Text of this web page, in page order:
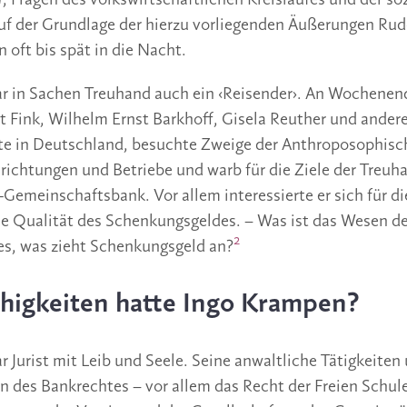
der Grundlage der hierzu vorliegenden Äußerungen
oft bis spät in die Nacht.
in Sachen Treuhand auch ein ‹Reisender›. An
Fink, Wilhelm Ernst Barkhoff, Gisela Reuther und
in Deutschland, besuchte Zweige der
und Betriebe und warb für die Ziele der
Gemeinschaftsbank. Vor allem interessierte er sich für
Qualität des Schenkungsgeldes. – Was ist das Wesen
was zieht Schenkungsgeld an?2
hatte Ingo Krampen?
Jurist mit Leib und Seele. Seine anwaltliche Tätigkeiten
des Bankrechtes – vor allem das Recht der Freien